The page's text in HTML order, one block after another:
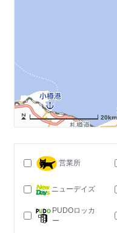
20km
営業所
ニューデイズ
PUDOロッカ
ー